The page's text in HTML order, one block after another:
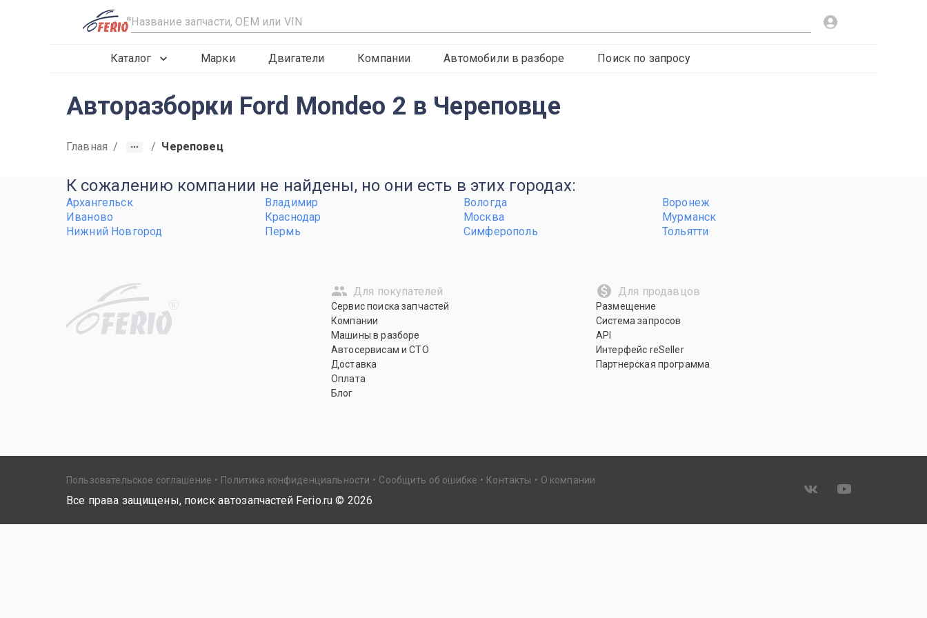
R
Каталог Марки Двигатели Компании Автомобили в разборе Поиск по запросу
Авторазборки Ford Mondeo 2 в Череповце
Главная / / Череповец
К сожалению компании не найдены, но они есть в этих городах:
Архангельск Владимир Вологда
Воронеж
Иваново
Краснодар Москва
Мурманск
Нижний Новгород
Пермь Симферополь Тольятти
R
Для покупателей
Сервис поиска запчастей
Компании
Машины в разборе
Автосервисам и СТО
Доставка
Оплата
Блог
Для продавцов
Размещение
Система запросов
API
Интерфейс reSeller
Партнерская программа
Пользовательское соглашение Политика конфиденциальности Сообщить об ошибке Контакты О компании
Все права защищены, поиск автозапчастей Ferio.ru © 2026